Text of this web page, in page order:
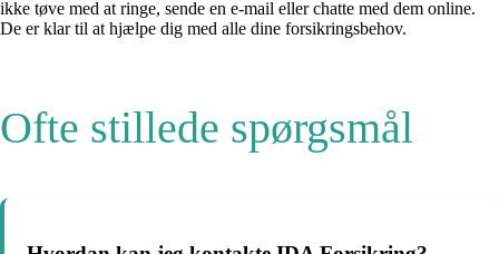
ikke tøve med at ringe, sende en e-mail eller chatte med dem online.
De er klar til at hjælpe dig med alle dine forsikringsbehov.
Ofte stillede spørgsmål